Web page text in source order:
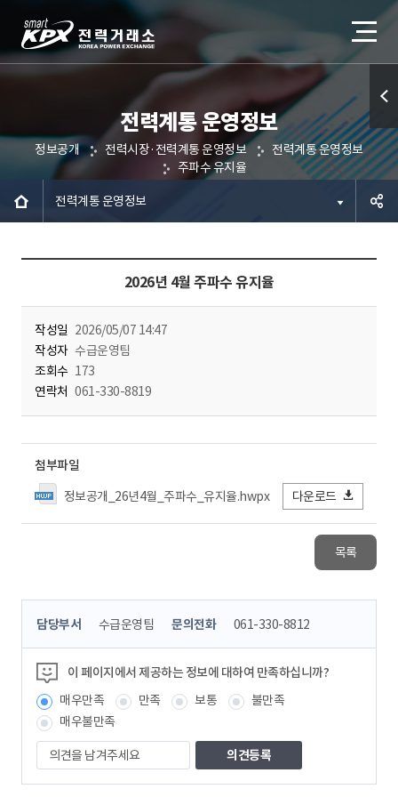
전력계통 운영정보
정보공개 전력시장·전력계통 운영정보
전력계통 운영정보
주파수 유지율
전력계통 운영정보
2026년 4월 주파수 유지율
작성일 2026/05/07 14:47
작성자 수급운영팀
조회수 173
연락처 061-330-8819
첨부파일
정보공개_26년4월_주파수_유지율.hwpx
다운로드
목록
콘
츠
정
보
책
임
자
담당부서 수급운영팀 문의전화 061-330-8812
이 페이지에서 제공하는 정보에 대하여 만족하십니까?
매우만족
만족 보통
불만족
매우불만족
의
견
을
퀵메
뉴 열
기